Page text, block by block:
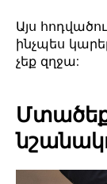
Այս
ինչպես
չեք զղջա: